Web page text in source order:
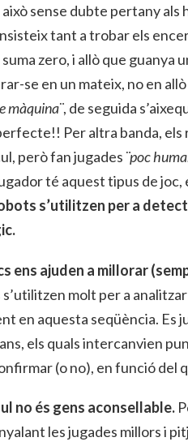
això sense dubte pertany
tant a trobar els
zero, i allò que guanya
se en un mateix, no en
màquina¨, de seguida
Per altra banda, els
però fan jugades ¨poc
té aquest tipus de
s’utilitzen per a
ens ajuden a millorar
molt per a
en aquesta seqüència. Es
els quals intercanvien
(o no), en funció del
no és gens aconsellable.
les jugades millors i